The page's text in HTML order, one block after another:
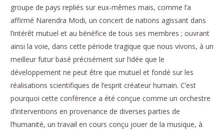
groupe de pays repliés sur eux-mêmes mais, comme l’a
affirmé Narendra Modi, un concert de nations agissant dans
l’intérêt mutuel et au bénéfice de tous ses membres ; ouvrant
ainsi la voie, dans cette période tragique que nous vivons, à un
meilleur futur basé précisément sur l’idée que le
développement ne peut être que mutuel et fondé sur les
réalisations scientifiques de l’esprit créateur humain. C’est
pourquoi cette conférence a été conçue comme un orchestre
d’interventions en provenance de diverses parties de
l’humanité, un travail en cours conçu jouer de la musique, à